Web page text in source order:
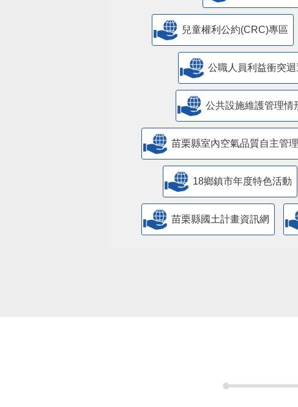
兒童權利公約(CRC)專區
公職人員利益衝突
公共設施維護管理情
苗栗縣室內空氣品質自主管
18鄉鎮市年度特色活動
苗栗縣國土計畫資訊網